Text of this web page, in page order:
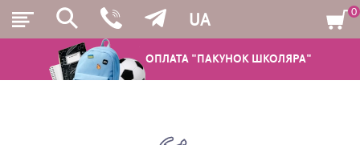
ОПЛАТА "ПАКУНОК ШКОЛЯРА"
UA 0